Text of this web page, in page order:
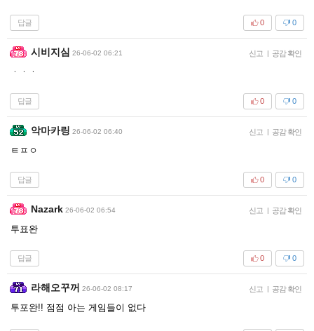
답글 0
0
시비지심 26-06-02 06:21 신고 | 공감 확인
ㆍㆍㆍ
답글 0
0
악마카링 26-06-02 06:40 신고 | 공감 확인
ㅌㅍㅇ
답글 0
0
Nazark 26-06-02 06:54 신고 | 공감 확인
투표완
답글 0
0
라해오꾸꺼 26-06-02 08:17 신고 | 공감 확인
투포완!! 점점 아는 게임들이 없다